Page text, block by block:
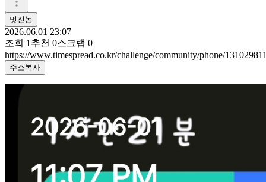
멋진놈
2026.06.01 23:07
조회 1 추천 0스크랩 0
https://www.timespread.co.kr/challenge/community/phone/
주소복사